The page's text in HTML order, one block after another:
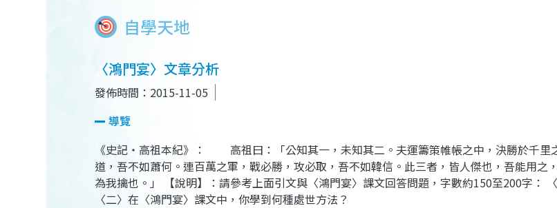
自學天地
〈鴻門宴〉文章分析
發佈時間：2015-11-05
導覽
《史記‧高祖本紀》： 高祖曰：「公知其一，未知其二。夫運籌策帷帳之中，決勝於千里
道，吾不如蕭何。連百萬之軍，戰必勝，攻必取，吾不如韓信。此三者，皆人傑也，吾能用
為我擒也。」 【說明】：請參考上面引文與〈鴻門宴〉課文回答問題，字數約150至200字：
〈二〉在〈鴻門宴〉課文中，你學到何種處世方法？